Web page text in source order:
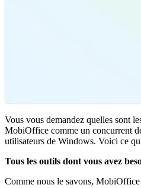
Vous vous demandez quelles sont
MobiOffice comme un concurrent
utilisateurs de Windows. Voici ce
Tous les outils dont vous avez
Comme nous le savons,